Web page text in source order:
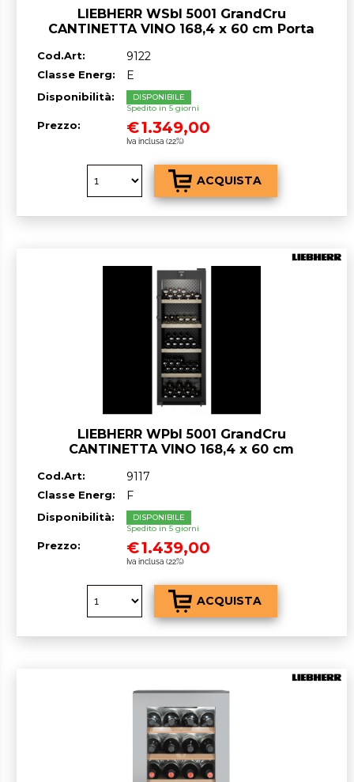
LIEBHERR WSbl 5001 GrandCru
CANTINETTA VINO 168,4 x 60 cm Porta
PREVENTIVO
Cod.Art: 9122
Classe Energ: E
Disponibilità:
DISPONIBILE
Spedito in 5 giorni
Prezzo: €1.349,00
Iva inclusa (22%)
LIEBHERR WPbl 5001 GrandCru
CANTINETTA VINO 168,4 x 60 cm
UN PREVENTIVO
Cod.Art: 9117
Classe Energ: F
Disponibilità:
DISPONIBILE
Spedito in 5 giorni
Prezzo: €1.439,00
Iva inclusa (22%)